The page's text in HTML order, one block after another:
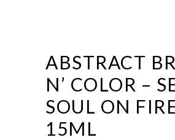
ABSTRACT
N’ COLOR –
SOUL ON
15ML